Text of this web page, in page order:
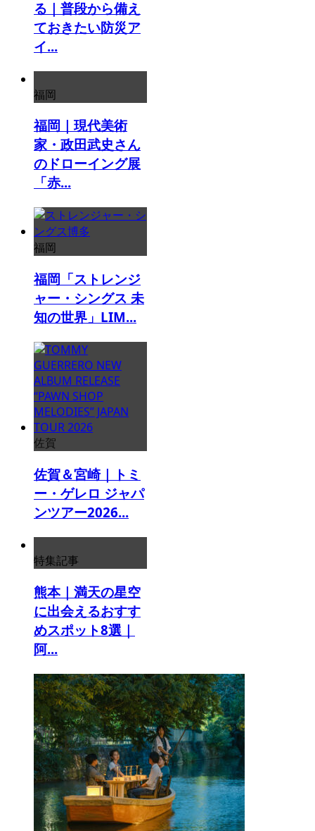
る｜普段から備え
ておきたい防災ア
イ...
福岡
福岡｜現代美術
家・政田武史さん
のドローイング展
「赤...
福岡
福岡「ストレンジ
ャー・シングス 未
知の世界」LIM...
佐賀
佐賀＆宮崎｜トミ
ー・ゲレロ ジャパ
ンツアー2026...
特集記事
熊本｜満天の星空
に出会えるおすす
めスポット8選｜
阿...